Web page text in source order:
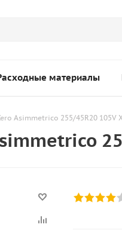
материалы
Asimmetrico 255/45R20 105V